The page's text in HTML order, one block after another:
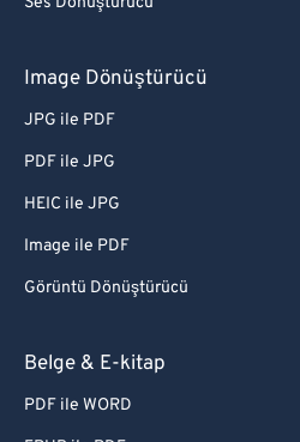
Image Dönüştürücü
JPG ile PDF
PDF ile JPG
HEIC ile JPG
Image ile PDF
Görüntü Dönüştürücü
Belge & E-kitap
PDF ile WORD